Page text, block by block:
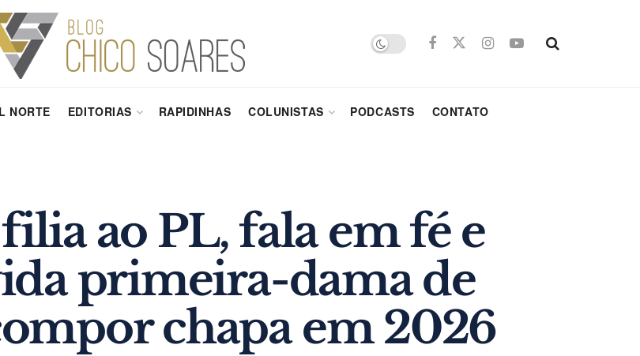
NORTE EDITORIAS RAPIDINHAS COLUNISTAS PODCASTS CONTATO
ao PL, fala em fé e
primeira-dama de
chapa em 2026